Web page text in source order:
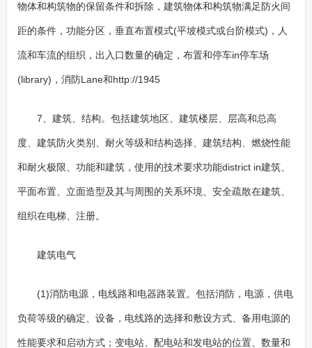
物体和构筑物的保留条件和拆除，建筑物体和构筑物满足防火间
距的条件，功能分区，垂直布置模式(平坡模式或台阶模式)，人
流和车流的组织，出入口数量的确定，布置和停车in停车场
(library)，消防Lane和http://1945
7、建筑、结构。包括建筑地区、建筑楼层、层高和总高
度、建筑防火类别、耐火等级和结构选择、建筑结构、燃烧性能
和耐火极限、功能和建筑，使用的技术要求功能district in建筑、
平面布置、立面造型及其与周围的关系环境、安全疏散在建筑、
组织在电梯、注册。
建筑电气
(1)消防电源，电线路和电器路装置。包括消防，电源，供电
负荷等级的确定、设备，电线路的选择和敷设方式、备用电源的
性能要求和启动方式；变电站、配电站和发电站的位置、数量和